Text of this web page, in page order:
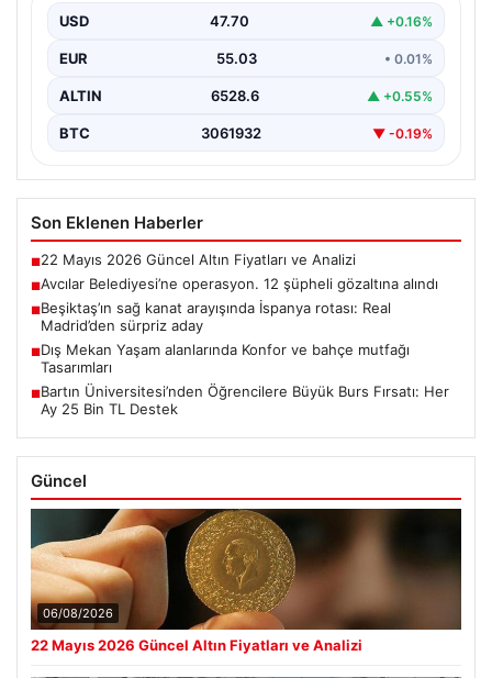
USD 47.70 ▲ +0.16%
EUR 55.03 • 0.01%
ALTIN 6528.6 ▲ +0.55%
BTC 3061932 ▼ -0.19%
Son Eklenen Haberler
■22 Mayıs 2026 Güncel Altın Fiyatları ve Analizi
■Avcılar Belediyesi’ne operasyon. 12 şüpheli gözaltına alındı
■Beşiktaş’ın sağ kanat arayışında İspanya rotası: Real
Madrid’den sürpriz aday
■Dış Mekan Yaşam alanlarında Konfor ve bahçe mutfağı
Tasarımları
■Bartın Üniversitesi’nden Öğrencilere Büyük Burs Fırsatı: Her
Ay 25 Bin TL Destek
Güncel
06/08/2026
22 Mayıs 2026 Güncel Altın Fiyatları ve Analizi